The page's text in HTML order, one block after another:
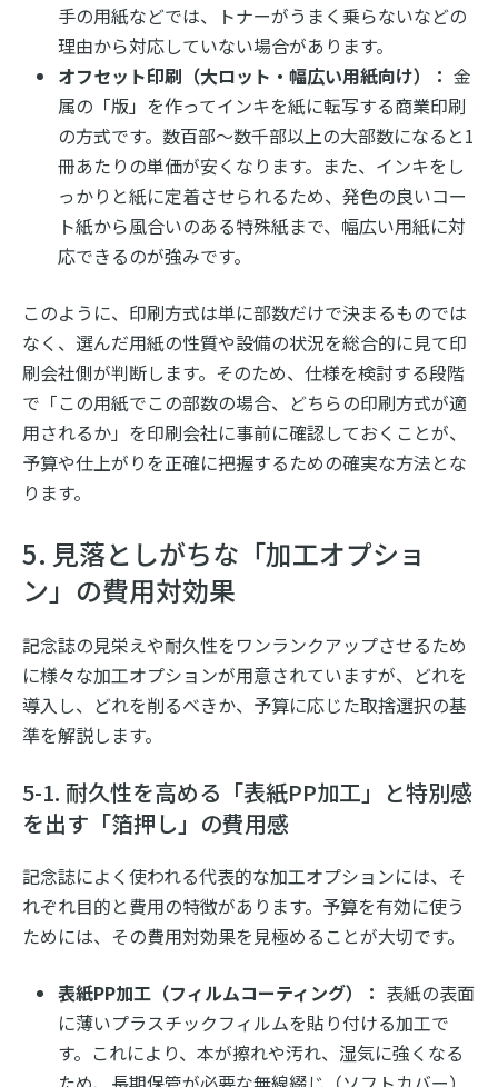
手の用紙などでは、トナーがうまく乗らないなどの
理由から対応していない場合があります。
オフセット印刷（大ロット・幅広い用紙向け）： 金
属の「版」を作ってインキを紙に転写する商業印刷
の方式です。数百部〜数千部以上の大部数になると1
冊あたりの単価が安くなります。また、インキをし
っかりと紙に定着させられるため、発色の良いコー
ト紙から風合いのある特殊紙まで、幅広い用紙に対
応できるのが強みです。
このように、印刷方式は単に部数だけで決まるものでは
なく、選んだ用紙の性質や設備の状況を総合的に見て印
刷会社側が判断します。そのため、仕様を検討する段階
で「この用紙でこの部数の場合、どちらの印刷方式が適
用されるか」を印刷会社に事前に確認しておくことが、
予算や仕上がりを正確に把握するための確実な方法とな
ります。
5. 見落としがちな「加工オプショ
ン」の費用対効果
記念誌の見栄えや耐久性をワンランクアップさせるため
に様々な加工オプションが用意されていますが、どれを
導入し、どれを削るべきか、予算に応じた取捨選択の基
準を解説します。
5-1. 耐久性を高める「表紙PP加工」と特別感
を出す「箔押し」の費用感
記念誌によく使われる代表的な加工オプションには、そ
れぞれ目的と費用の特徴があります。予算を有効に使う
ためには、その費用対効果を見極めることが大切です。
表紙PP加工（フィルムコーティング）： 表紙の表面
に薄いプラスチックフィルムを貼り付ける加工で
す。これにより、本が擦れや汚れ、湿気に強くなる